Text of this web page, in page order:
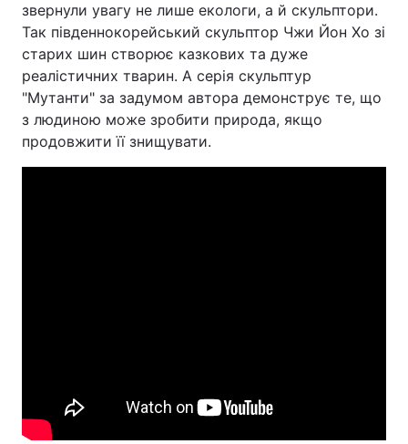
звернули увагу не лише екологи, а й скульптори.
Так південнокорейський скульптор Чжи Йон Хо зі
старих шин створює казкових та дуже
реалістичних тварин. А серія скульптур
"Мутанти" за задумом автора демонструє те, що
з людиною може зробити природа, якщо
продовжити її знищувати.